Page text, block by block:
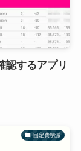
認するアプリ
固定費削減